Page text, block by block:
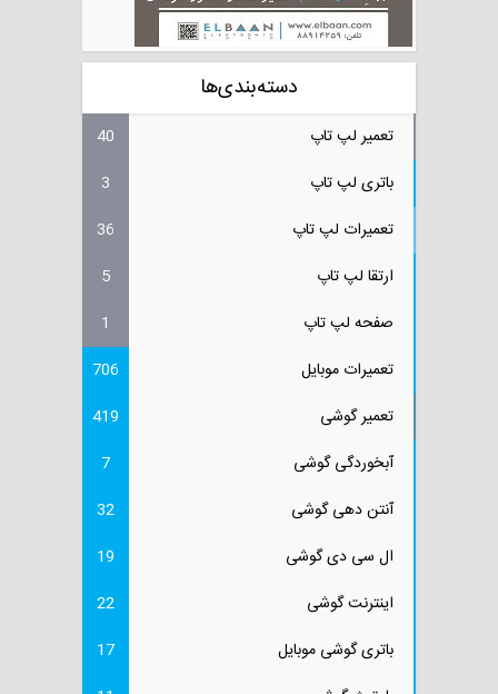
دسته‌بندی‌ها
تعمیر لپ تاپ
40
باتری لپ تاپ
3
تعمیرات لپ تاپ
36
ارتقا لپ تاپ
5
صفحه لپ تاپ
1
تعمیرات موبایل
706
تعمیر گوشی
419
آبخوردگی گوشی
7
آنتن دهی گوشی
32
ال سی دی گوشی
19
اینترنت گوشی
22
باتری گوشی موبایل
17